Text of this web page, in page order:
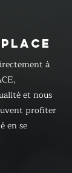
à
et nous
profiter
en se